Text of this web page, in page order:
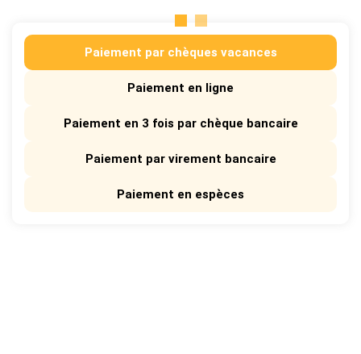
Paiement par chèques vacances
Paiement en ligne
Paiement en 3 fois par chèque bancaire
Paiement par virement bancaire
Paiement en espèces